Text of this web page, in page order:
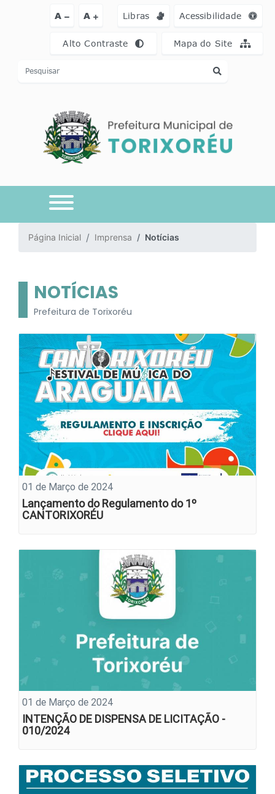
Ir para o conteúdo [alt+1] Ir para o menu [alt+2] Ir para a busca
A A Libras Acessibilidade
Alto Contraste Mapa do Site
Página Inicial Imprensa Notícias
NOTÍCIAS
Prefeitura de Torixoréu
01 de Março de 2024
Lançamento do Regulamento do 1º
CANTORIXORÉU
01 de Março de 2024
INTENÇÃO DE DISPENSA DE LICITAÇÃO -
010/2024